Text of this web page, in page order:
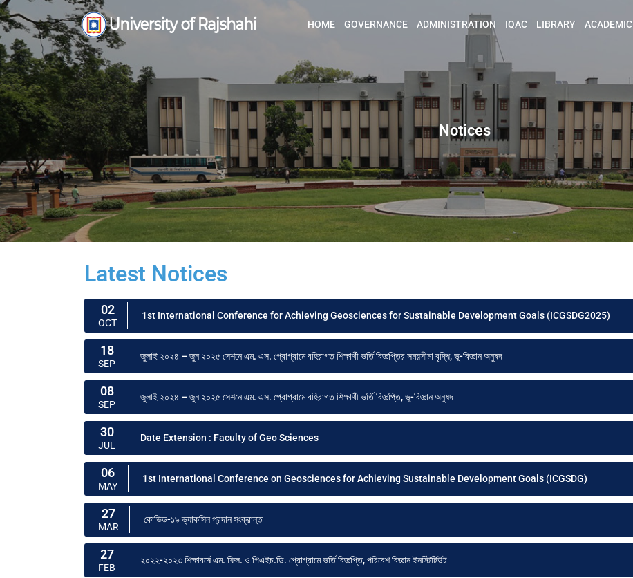
HOME GOVERNANCE ADMINISTRATION IQAC LIBRARY ACADEMIC
Notices
Latest Notices
02
OCT
1st International Conference for Achieving Geosciences for Sustainable Development Goals (ICGSDG2025)
18
SEP
জুলাই ২০২৪ – জুন ২০২৫ সেশনে এম. এস. প্রোগ্রামে বহিরাগত শিক্ষার্থী ভর্তি বিজ্ঞপ্তির সময়সীমা বৃদ্ধি, ভূ-বিজ্ঞান অনুষদ
08
SEP
জুলাই ২০২৪ – জুন ২০২৫ সেশনে এম. এস. প্রোগ্রামে বহিরাগত শিক্ষার্থী ভর্তি বিজ্ঞপ্তি, ভূ-বিজ্ঞান অনুষদ
30
JUL
Date Extension : Faculty of Geo Sciences
06
MAY
1st International Conference on Geosciences for Achieving Sustainable Development Goals (ICGSDG)
27
MAR
কোভিড-১৯ ভ্যাকসিন প্রদান সংক্রান্ত
27
FEB
২০২২-২০২৩ শিক্ষাবর্ষে এম. ফিল. ও পিএইচ.ডি. প্রোগ্রামে ভর্তি বিজ্ঞপ্তি, পরিবেশ বিজ্ঞান ইনস্টিটিউট